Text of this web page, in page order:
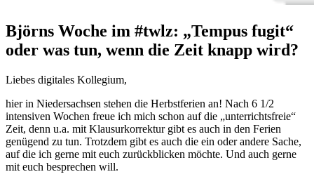
Björns Woche im #twlz: „Tempus fugit“
oder was tun, wenn die Zeit knapp wird?
Liebes digitales Kollegium,
hier in Niedersachsen stehen die Herbstferien an! Nach 6 1/2
intensiven Wochen freue ich mich schon auf die „unterrichtsfreie“
Zeit, denn u.a. mit Klausurkorrektur gibt es auch in den Ferien
genügend zu tun. Trotzdem gibt es auch die ein oder andere Sache,
auf die ich gerne mit euch zurückblicken möchte. Und auch gerne
mit euch besprechen will.